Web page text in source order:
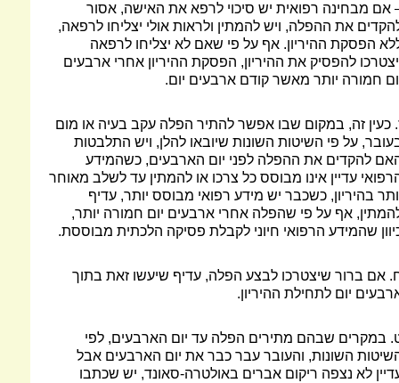
אם מבחינה רפואית יש סיכוי לרפא את האישה, אסור
את ההפלה, ויש להמתין ולראות אולי יצליחו לרפאה,
הפסקת ההיריון. אף על פי שאם לא יצליחו לרפאה
להפסיק את ההיריון, הפסקת ההיריון אחרי ארבעים
חמורה יותר מאשר קודם ארבעים יום.
כעין זה, במקום שבו אפשר להתיר הפלה עקב בעיה או מום
על פי השיטות השונות שיובאו להלן, ויש התלבטות
להקדים את ההפלה לפני יום הארבעים, כשהמידע
עדיין אינו מבוסס כל צרכו או להמתין עד לשלב מאוחר
בהיריון, כשכבר יש מידע רפואי מבוסס יותר, עדיף
אף על פי שהפלה אחרי ארבעים יום חמורה יותר,
שהמידע הרפואי חיוני לקבלת פסיקה הלכתית מבוססת.
אם ברור שיצטרכו לבצע הפלה, עדיף שיעשו זאת בתוך
יום לתחילת ההיריון.
במקרים שבהם מתירים הפלה עד יום הארבעים, לפי
השונות, והעובר עבר כבר את יום הארבעים אבל
לא נצפה ריקום אברים באולטרה-סאונד, יש שכתבו